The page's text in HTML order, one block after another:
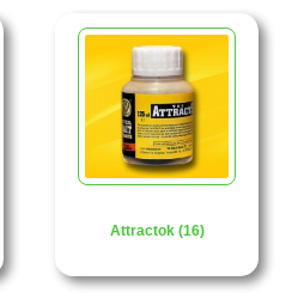
Attractok (16)